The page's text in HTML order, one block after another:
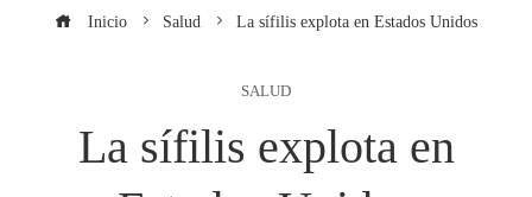
Inicio Salud La sífilis explota en Estados Unidos
SALUD
La sífilis explota en